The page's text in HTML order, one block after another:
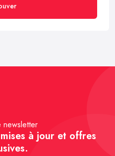
newsletter
à jour et offres